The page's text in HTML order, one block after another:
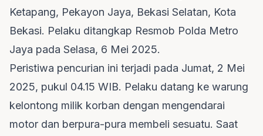
Ketapang, Pekayon Jaya, Bekasi Selatan, Kota
Bekasi. Pelaku ditangkap Resmob Polda Metro
Jaya pada Selasa, 6 Mei 2025.
Peristiwa pencurian ini terjadi pada Jumat, 2 Mei
2025, pukul 04.15 WIB. Pelaku datang ke warung
kelontong milik korban dengan mengendarai
motor dan berpura-pura membeli sesuatu. Saat